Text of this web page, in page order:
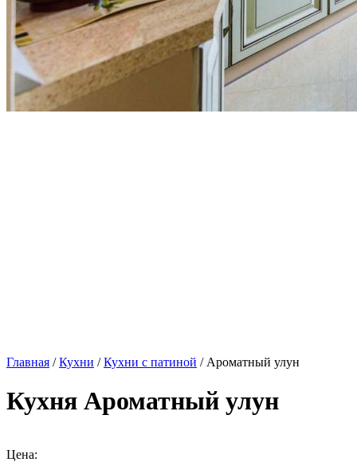
Главная /Кухни /Кухни с патиной / Ароматный улун
Кухня Ароматный улун
Цена: